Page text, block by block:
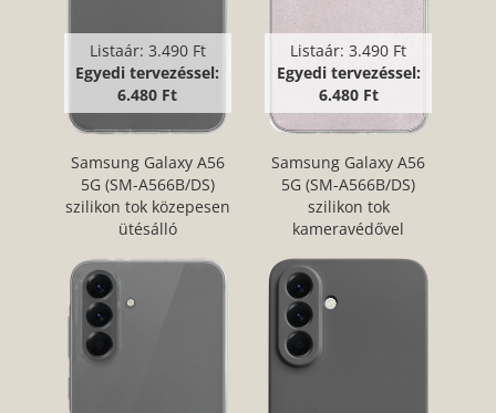
Listaár: 3.490 Ft
Egyedi tervezéssel:
6.480 Ft
Samsung Galaxy A56
5G (SM-A566B/DS)
szilikon tok közepesen
ütésálló
Listaár:3.490 Ft
Egyedi tervezéssel:
6.480 Ft
Samsung Galaxy A56
5G (SM-A566B/DS)
szilikon tok
kameravédővel